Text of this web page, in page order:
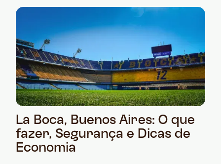
La Boca, Buenos Aires: O que
fazer, Segurança e Dicas de
Economia